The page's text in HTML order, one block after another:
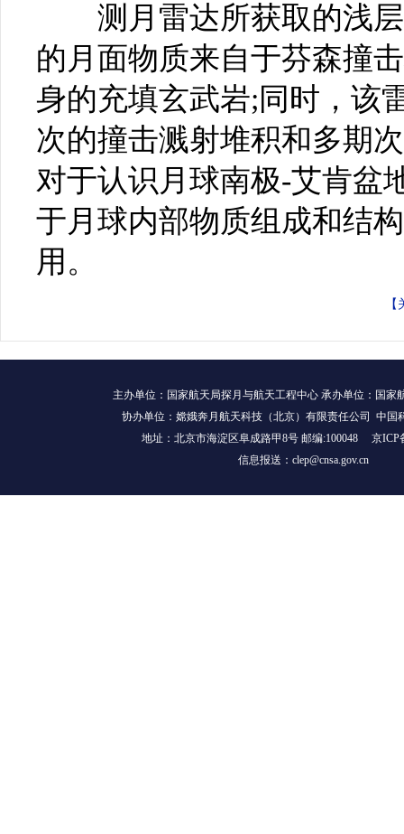
测月雷达所获取的浅层
的月面物质来自于芬森撞
身的充填玄武岩;同时，该
次的撞击溅射堆积和多期
对于认识月球南极-艾肯盆
于月球内部物质组成和结
用。
主办单位：国家航天局探月与航天工程中心 承办单位：国家
协办单位：嫦娥奔月航天科技（北京）有限责任公司 中国
地址：北京市海淀区阜成路甲8号 邮编:100048 京ICP
信息报送：clep@cnsa.gov.cn